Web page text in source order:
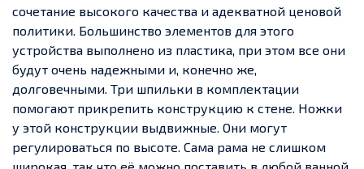
сочетание высокого качества и адекватной ценовой
политики. Большинство элементов для этого
устройства выполнено из пластика, при этом все они
будут очень надежными и, конечно же,
долговечными. Три шпильки в комплектации
помогают прикрепить конструкцию к стене. Ножки
у этой конструкции выдвижные. Они могут
регулироваться по высоте. Сама рама не слишком